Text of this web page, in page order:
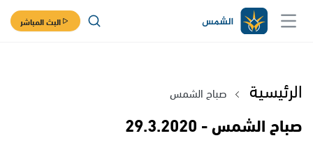
البث المباشر
الرئيسية صباح الشمس
صباح الشمس - 29.3.2020